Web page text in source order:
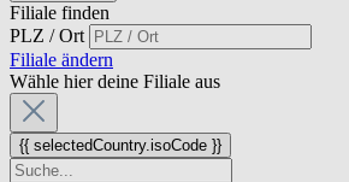
Filiale finden
PLZ / Ort
Filiale ändern
Wähle hier deine Filiale aus
{{ selectedCountry.isoCode }}